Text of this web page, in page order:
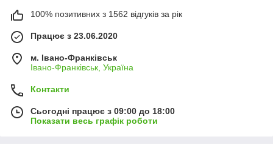
100% позитивних з 1562 відгуків за рік
Працює з 23.06.2020
м. Івано-Франківськ
Івано-Франківськ, Україна
Контакти
Сьогодні працює з 09:00 до 18:00
Показати весь графік роботи